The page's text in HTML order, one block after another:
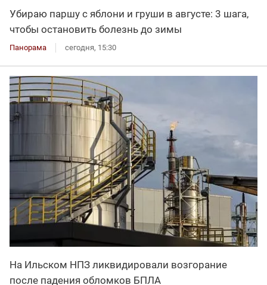
Убираю паршу с яблони и груши в августе: 3 шага,
чтобы остановить болезнь до зимы
Панорама сегодня, 15:30
На Ильском НПЗ ликвидировали возгорание
после падения обломков БПЛА